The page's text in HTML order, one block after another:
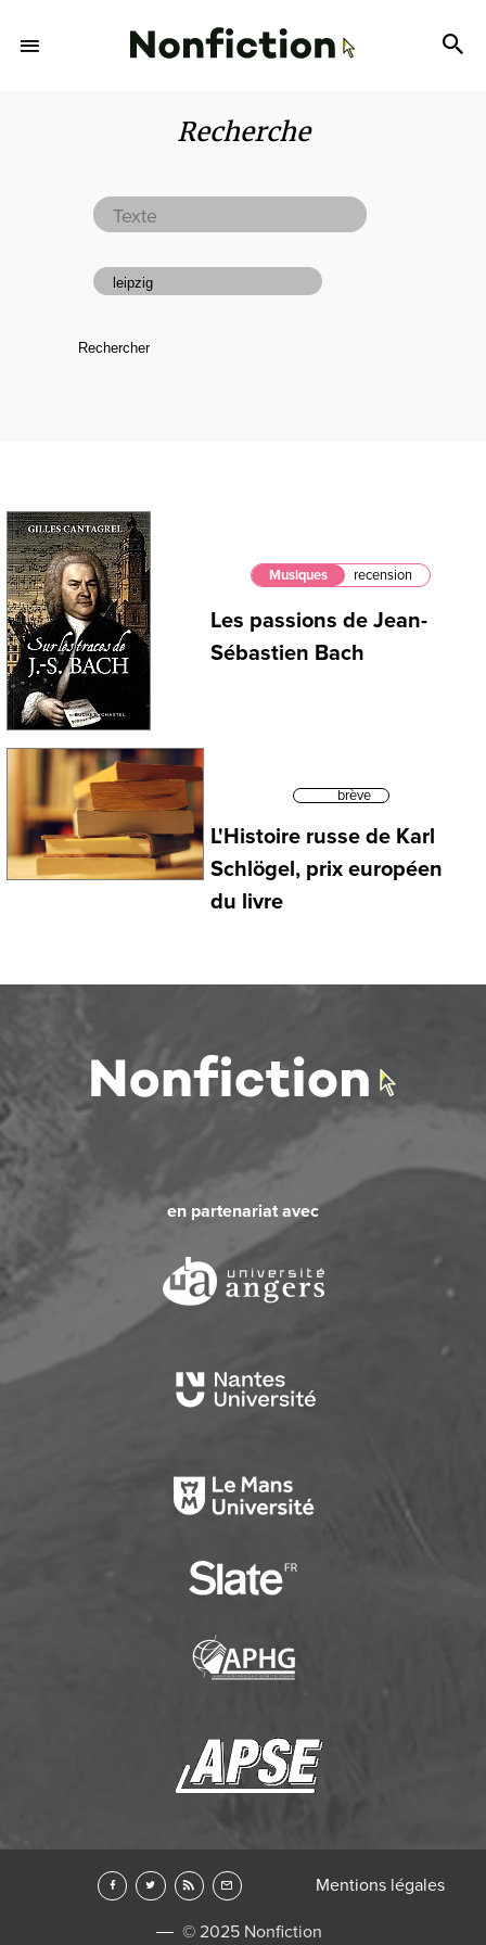
Recherche
Musiques recension
Les passions de Jean-
Sébastien Bach
brève
L'Histoire russe de Karl
Schlögel, prix européen
du livre
en partenariat avec
© 2025 Nonfiction
Mentions légales